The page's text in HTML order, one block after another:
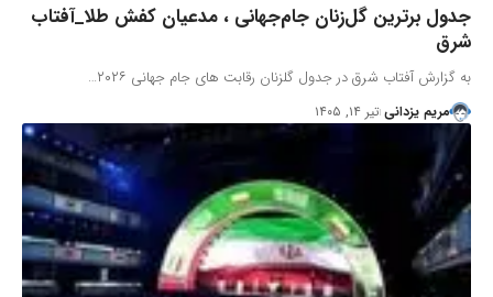
جدول برترین گل‌زنان جام‌جهانی ، مدعیان کفش طلا_آفتاب
شرق
به گزارش آفتاب شرق در جدول گلزنان رقابت های جام جهانی ۲۰۲۶…
مریم یزدانی تیر ۱۴, ۱۴۰۵